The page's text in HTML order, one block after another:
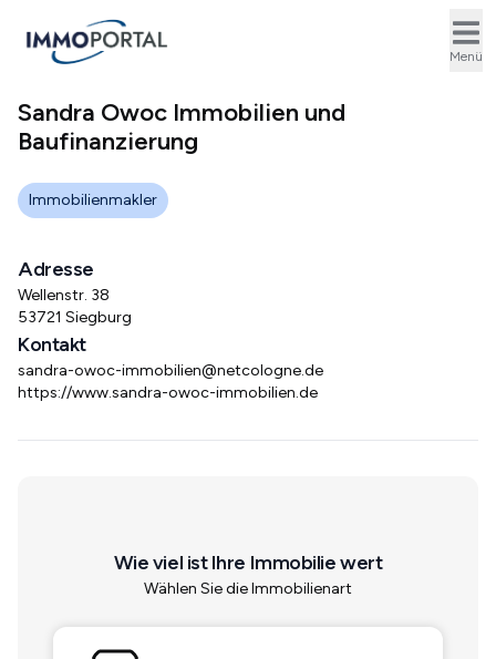
Menü
Sandra Owoc Immobilien und
Baufinanzierung
Immobilienmakler
Adresse
Wellenstr. 38
53721 Siegburg
Kontakt
sandra-owoc-immobilien@netcologne.de
https://www.sandra-owoc-immobilien.de
Wie viel ist Ihre Immobilie wert
Wählen Sie die Immobilienart